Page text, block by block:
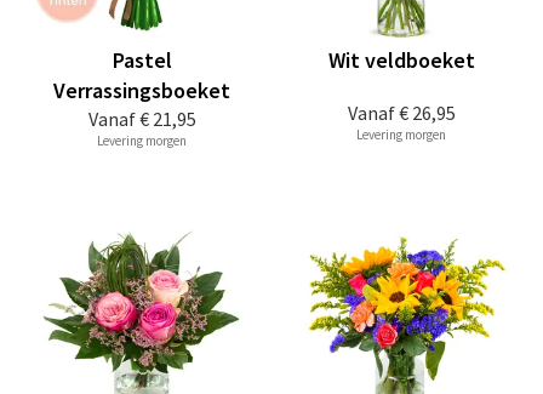
Vanaf€ 21,95
Pastel
Verrassingsboeket
Levering morgen
Vanaf€ 26,95
Wit veldboeket
Levering morgen